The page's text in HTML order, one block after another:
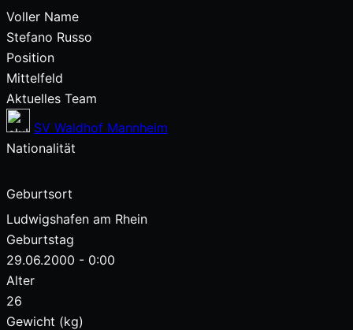
Voller Name
Stefano Russo
Position
Mittelfeld
Aktuelles Team
SV Waldhof Mannheim
Nationalität
Geburtsort
Ludwigshafen am Rhein
Geburtstag
29.06.2000 - 0:00
Alter
26
Gewicht (kg)